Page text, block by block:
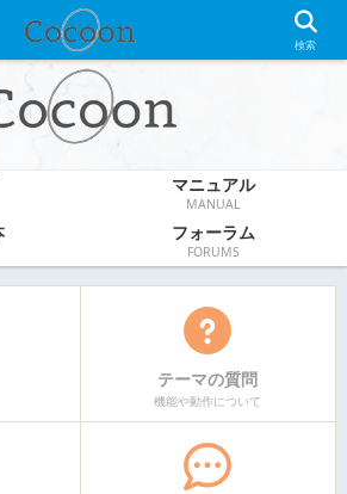
WordPress無料テーマ
マニュアル
MANUAL
フォーラム
FORUMS
テーマの質問
機能や動作について
検索